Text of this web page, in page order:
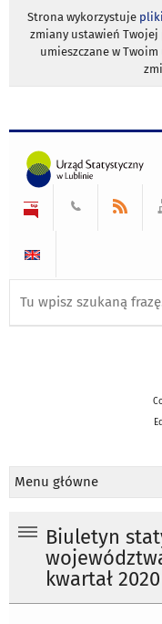
Strona wykorzystuje
zmiany ustawień Twojej
umieszczane w
Menu główne
Biuletyn
kwartał